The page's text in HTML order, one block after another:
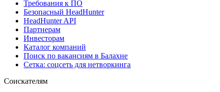
Требования к ПО
Безопасный HeadHunter
HeadHunter API
Партнерам
Инвесторам
Каталог компаний
Поиск по вакансиям в Балахне
Сетка: соцсеть для нетворкинга
Соискателям